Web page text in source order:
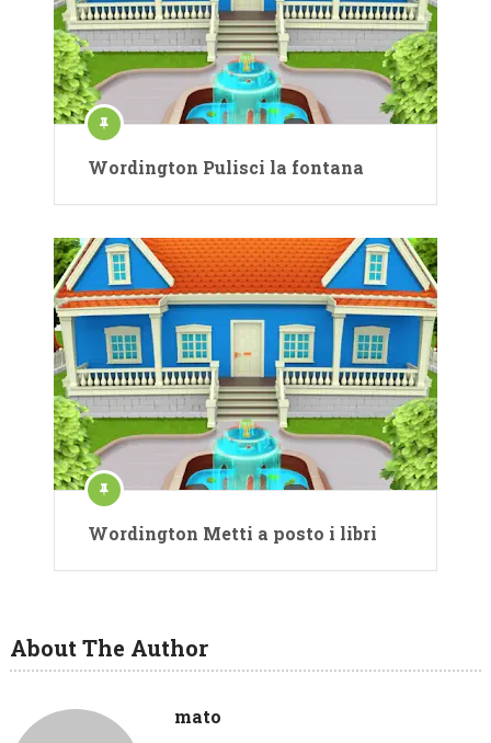
Wordington Pulisci la fontana
Wordington Metti a posto i libri
About The Author
mato